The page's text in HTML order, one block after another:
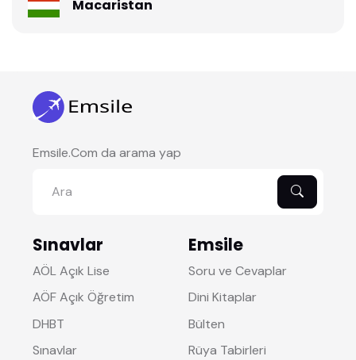
Macaristan
Emsile.Com da arama yap
Sınavlar
AÖL Açık Lise
AÖF Açık Öğretim
DHBT
Sınavlar
Emsile
Soru ve Cevaplar
Dini Kitaplar
Bülten
Rüya Tabirleri